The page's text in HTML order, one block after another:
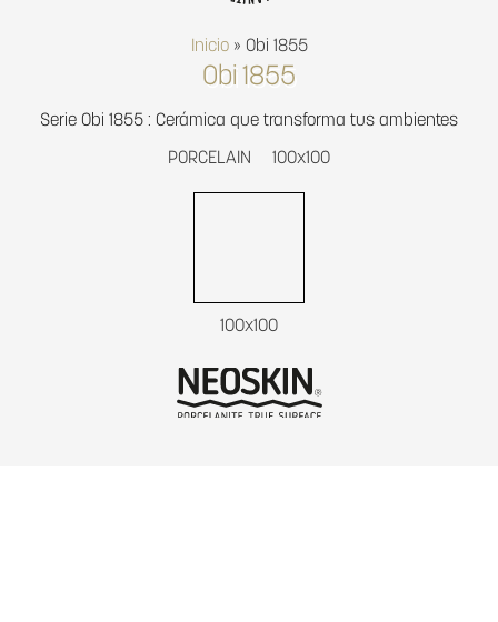
Inicio» Obi 1855
Obi 1855
Serie Obi 1855 : Cerámica que transforma tus ambientes
PORCELAIN 100x100
100x100